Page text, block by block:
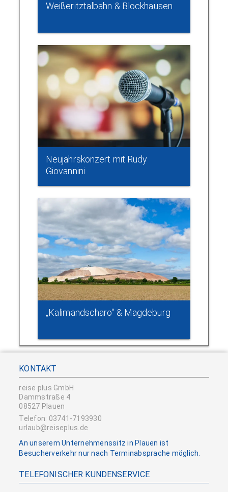
Weißeritztalbahn & Blockhausen
Neujahrskonzert mit Rudy
Giovannini
„Kalimandscharo“ & Magdeburg
KONTAKT
reise plus GmbH
Dammstraße 4
08527 Plauen
Telefon: 03741-7193930
urlaub@reiseplus.de
An unserem Unternehmenssitz in Plauen ist
Besucherverkehr nur nach Terminabsprache möglich.
TELEFONISCHER KUNDENSERVICE